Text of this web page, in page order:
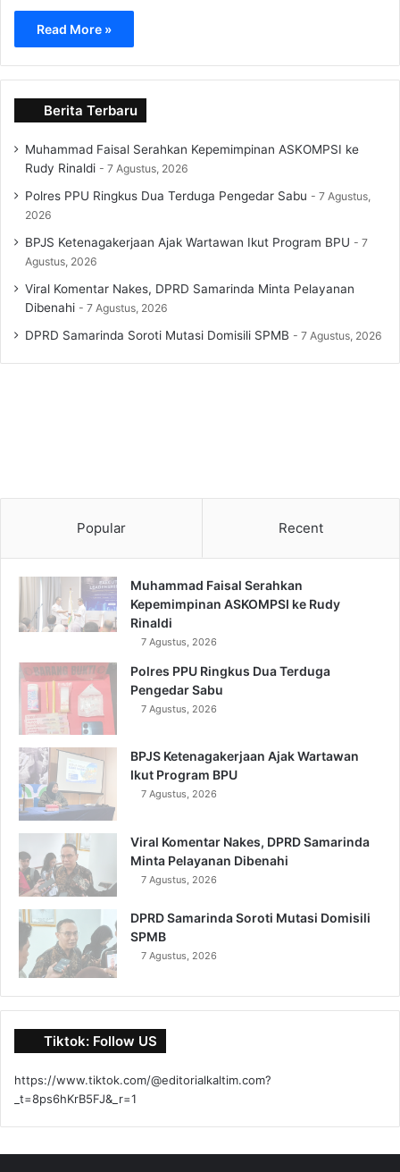
Read More »
Berita Terbaru
Muhammad Faisal Serahkan Kepemimpinan ASKOMPSI ke
Rudy Rinaldi
7 Agustus, 2026
Polres PPU Ringkus Dua Terduga Pengedar Sabu
7 Agustus,
2026
BPJS Ketenagakerjaan Ajak Wartawan Ikut Program BPU
7
Agustus, 2026
Viral Komentar Nakes, DPRD Samarinda Minta Pelayanan
Dibenahi
7 Agustus, 2026
DPRD Samarinda Soroti Mutasi Domisili SPMB 7 Agustus, 2026
Popular Recent
Muhammad Faisal Serahkan
Kepemimpinan ASKOMPSI ke Rudy
Rinaldi
7 Agustus, 2026
Polres PPU Ringkus Dua Terduga
Pengedar Sabu
7 Agustus, 2026
BPJS Ketenagakerjaan Ajak Wartawan
Ikut Program BPU
7 Agustus, 2026
Viral Komentar Nakes, DPRD Samarinda
Minta Pelayanan Dibenahi
7 Agustus, 2026
DPRD Samarinda Soroti Mutasi Domisili
SPMB
7 Agustus, 2026
Tiktok: Follow US
https://www.tiktok.com/@editorialkaltim.com?
_t=8ps6hKrB5FJ&_r=1